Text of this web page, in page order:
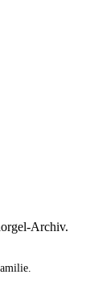
Archiv.